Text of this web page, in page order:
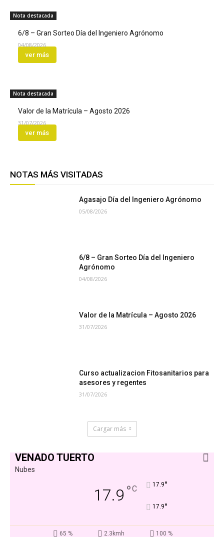
Nota destacada
6/8 – Gran Sorteo Día del Ingeniero Agrónomo
04/08/2026
ver más
Nota destacada
Valor de la Matrícula – Agosto 2026
31/07/2026
ver más
NOTAS MÁS VISITADAS
Agasajo Día del Ingeniero Agrónomo
05/08/2026
6/8 – Gran Sorteo Día del Ingeniero
Agrónomo
04/08/2026
Valor de la Matrícula – Agosto 2026
31/07/2026
Curso actualizacion Fitosanitarios para
asesores y regentes
31/07/2026
Cargar más
VENADO TUERTO
Nubes
17.9 °C 17.9°
17.9°
65 % 2.3kmh 100 %